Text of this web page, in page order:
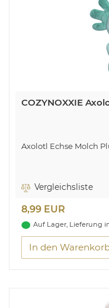
COZYNOXXIE
Axolotl Echse Molch
Vergleichsliste
8,99 EUR
Auf Lager, Lieferung
In den